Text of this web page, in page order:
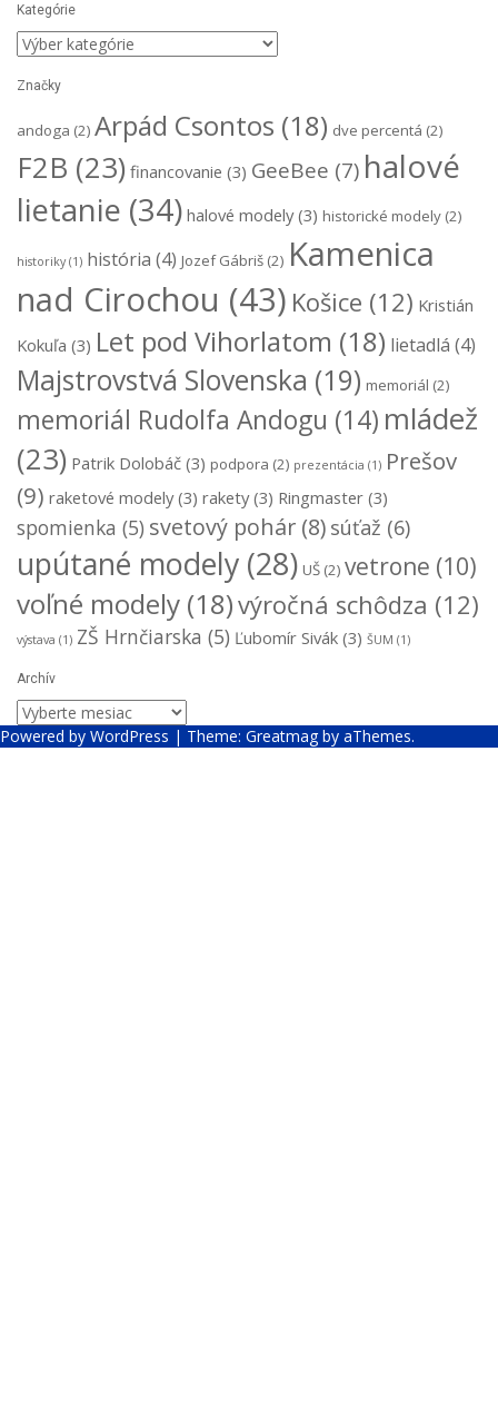
Kategórie
Kategórie
Značky
andoga (2) Arpád Csontos (18) dve percentá (2)
F2B (23) financovanie (3) GeeBee (7) halové
lietanie (34) halové modely(3) historické modely (2)
historiky(1) história (4) Jozef Gábriš (2) Kamenica
nad Cirochou (43) Košice (12) Kristián
Kokuľa (3) Let pod Vihorlatom (18) lietadlá (4)
Majstrovstvá Slovenska (19) memoriál (2)
memoriál Rudolfa Andogu (14) mládež
(23) Patrik Dolobáč (3) podpora (2) prezentácia (1) Prešov
(9) raketové modely(3) rakety(3) Ringmaster (3)
spomienka (5) svetový pohár (8) súťaž (6)
upútané modely (28) UŠ (2) vetrone (10)
voľné modely (18)výročná schôdza (12)
výstava (1) ZŠ Hrnčiarska (5) Ľubomír Sivák (3) ŠUM (1)
Archív
Archív
Powered by WordPress | Theme: Greatmagby aThemes.